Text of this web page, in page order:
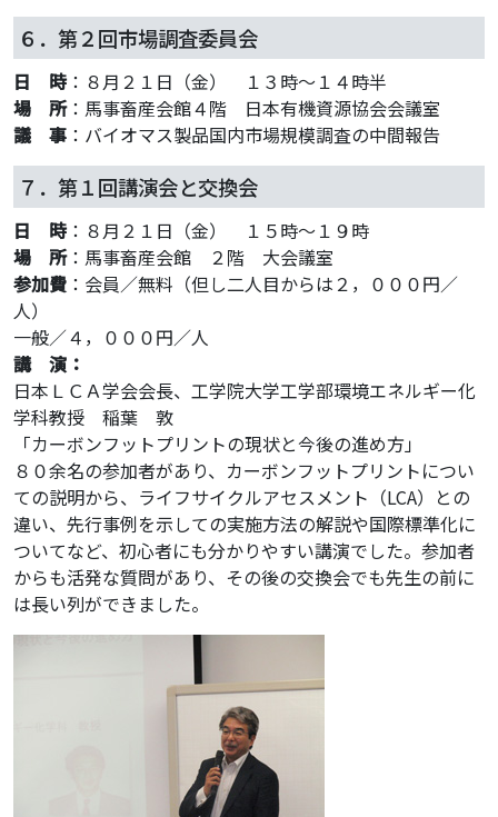
６．第２回市場調査委員会
日 時：８月２１日（金） １３時～１４時半
場 所：馬事畜産会館４階 日本有機資源協会会議室
議 事 ：バイオマス製品国内市場規模調査の中間報告
７．第１回講演会と交換会
日 時：８月２１日（金） １５時～１９時
場 所：馬事畜産会館 ２階 大会議室
参加費 ：会員／無料（但し二人目からは２，０００円／
人）
一般／４，０００円／人
講 演：
日本ＬＣＡ学会会長、工学院大学工学部環境エネルギー化
学科教授 稲葉 敦
「カーボンフットプリントの現状と今後の進め方」
８０余名の参加者があり、カーボンフットプリントについ
ての説明から、ライフサイクルアセスメント（LCA）との
違い、先行事例を示しての実施方法の解説や国際標準化に
ついてなど、初心者にも分かりやすい講演でした。参加者
からも活発な質問があり、その後の交換会でも先生の前に
は長い列ができました。